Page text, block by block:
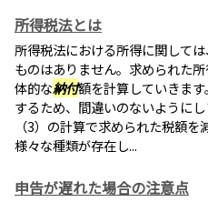
所得税法とは
所得税法における所得に関しては、
ものはありません。求められた
体的な納付額を計算していきま
するため、間違いのないように
（3）の計算で求められた税額
様々な種類が存在し...
申告が遅れた場合の注意点